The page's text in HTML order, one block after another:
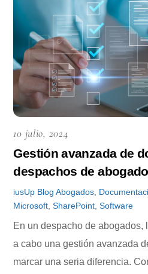
10 julio, 2024
Gestión avanzada de
despachos de
iusUp Blog Abogados
Microsoft ,SharePoint ,Software
En un despacho de abogados,
a cabo una gestión avanzada
marcar una seria diferencia.